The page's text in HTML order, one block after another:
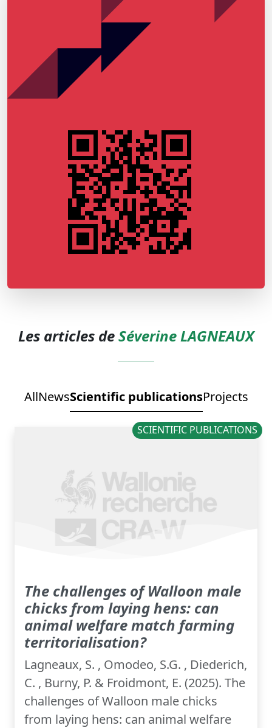
Les articles deSéverine LAGNEAUX
AllNewsScientific publicationsProjects
SCIENTIFIC PUBLICATIONS
The challenges of Walloon male
chicks from laying hens: can
animal welfare match farming
territorialisation?
Lagneaux, S. , Omodeo, S.G. , Diederich,
C. , Burny, P. & Froidmont, E. (2025). The
challenges of Walloon male chicks
from laying hens: can animal welfare